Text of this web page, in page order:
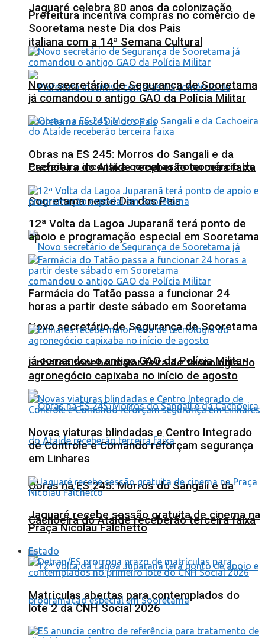
Jaguaré celebra 80 anos da colonização
italiana com a 14ª Semana Cultural
Prefeitura incentiva compras no comércio de
Sooretama neste Dia dos Pais
Novo secretário de Segurança de Sooretama
já comandou o antigo GAO da Polícia Militar
Obras na ES 245: Morros do Sangali e da
Cachoeira do Ataíde receberão terceira faixa
Prefeitura incentiva compras no comércio de
Sooretama neste Dia dos Pais
Novo secretário de Segurança de Sooretama
já comandou o antigo GAO da Polícia Militar
Obras na ES 245: Morros do Sangali e da
Cachoeira do Ataíde receberão terceira faixa
12ª Volta da Lagoa Juparanã terá ponto de
apoio e programação especial em Sooretama
Farmácia do Tatão passa a funcionar 24
horas a partir deste sábado em Sooretama
Linhares recebe maior feira de tecnologia do
agronegócio capixaba no início de agosto
Novas viaturas blindadas e Centro Integrado
de Controle e Comando reforçam segurança
em Linhares
Jaguaré recebe sessão gratuita de cinema na
Praça Nicolau Falchetto
Estado
Matrículas abertas para contemplados do
lote 2 da CNH Social 2026